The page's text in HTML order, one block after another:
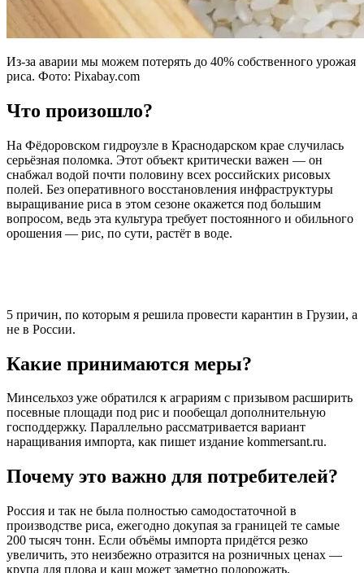
Из-за аварии мы можем потерять до 40% собственного урожая
риса. Фото: Pixabay.com
Что произошло?
На Фёдоровском гидроузле в Краснодарском крае случилась
серьёзная поломка. Этот объект критически важен — он
снабжал водой почти половину всех российских рисовых
полей. Без оперативного восстановления инфраструктуры
выращивание риса в этом сезоне окажется под большим
вопросом, ведь эта культура требует постоянного и обильного
орошения — рис, по сути, растёт в воде.
5 причин, по которым я решила провести карантин в Грузии, а
не в России.
Какие принимаются меры?
Минсельхоз уже обратился к аграриям с призывом расширить
посевные площади под рис и пообещал дополнительную
господдержку. Параллельно рассматривается вариант
наращивания импорта, как пишет издание kommersant.ru.
Почему это важно для потребителей?
Россия и так не была полностью самодостаточной в
производстве риса, ежегодно докупая за границей те самые
200 тысяч тонн. Если объёмы импорта придётся резко
увеличить, это неизбежно отразится на розничных ценах —
крупа для плова и каш может заметно подорожать.